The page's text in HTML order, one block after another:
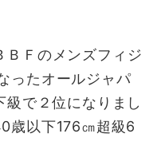
Ｆのメンズフィジ
ったオールジャパ
で２位になりまし
歳以下176㎝超級6